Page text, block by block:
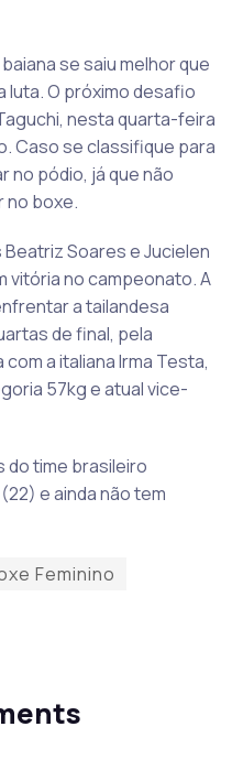
se saiu melhor que
luta. O próximo desafio
nesta quarta-feira
Caso se classifique para
no pódio, já que não
no boxe.
Soares e Jucielen
vitória no campeonato. A
a tailandesa
de final, pela
a italiana Irma Testa,
57kg e atual vice-
do time brasileiro
e ainda não tem
Feminino